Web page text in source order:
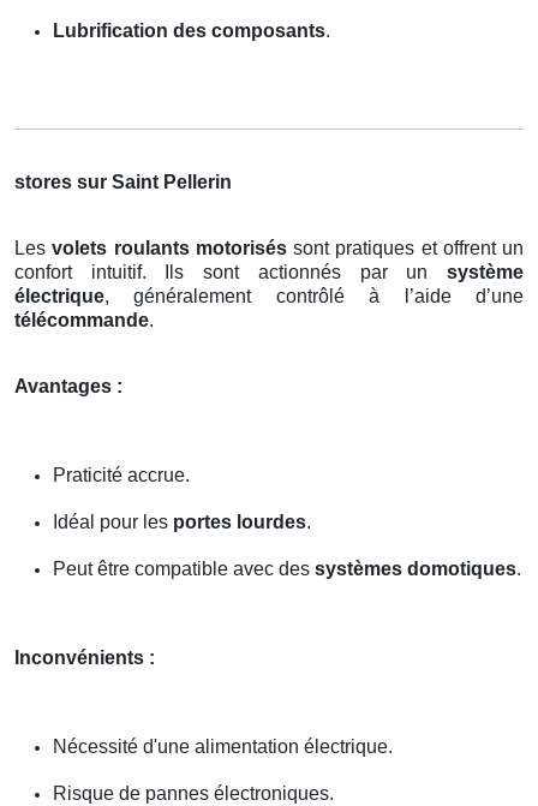
Lubrification des composants.
stores sur Saint Pellerin
Lesvolets roulants motoriséssont pratiques et offrent un
confort intuitif. Ils sont actionnés par un système
électrique, généralement contrôlé à l’aide d’une
télécommande.
Avantages :
Praticité accrue.
Idéal pour les portes lourdes.
Peut être compatible avec des systèmes domotiques.
Inconvénients :
Nécessité d'une alimentation électrique.
Risque de pannes électroniques.